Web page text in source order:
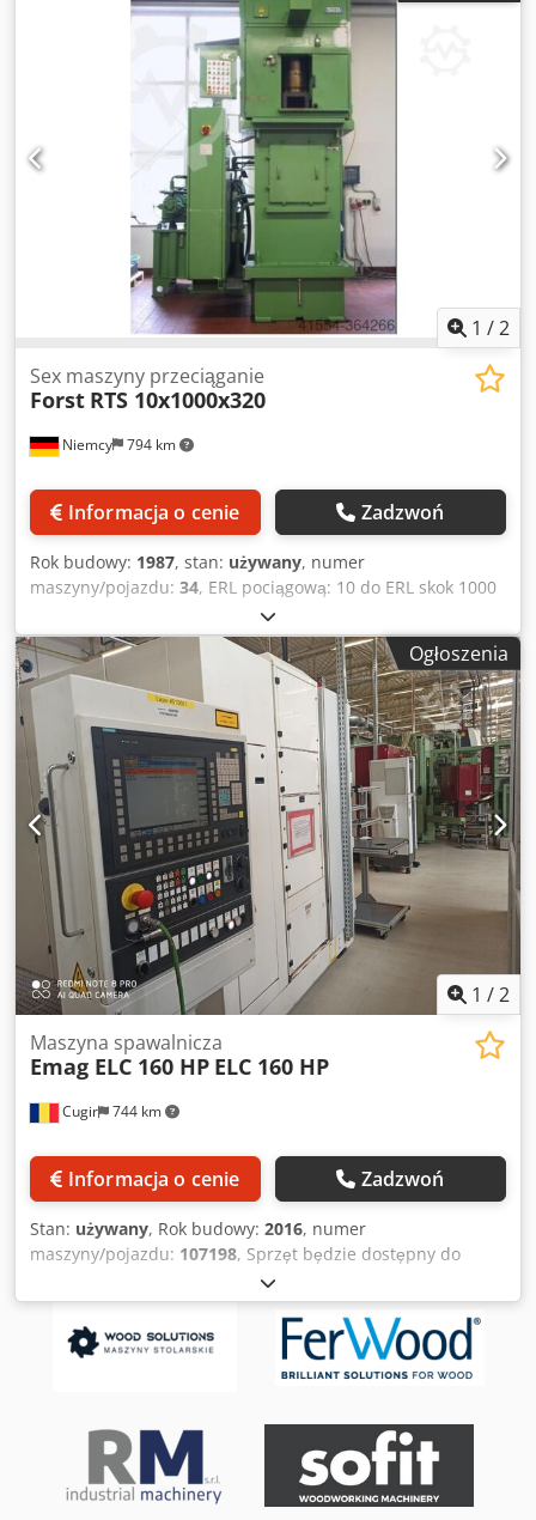
180 x 220 mm, 150 x 300 mm. Wystarczy jedna osoba do
obsługi. Dsdpfx Agjytgr Ejgjck
1 /2
Niemcy 794 km
Sex maszyny przeciąganie
Forst RTS 10x1000x320
Informacja o cenie Zadzwoń
Rok budowy: 1987, stan: używany, numer
maszyny/pojazdu: 34, ERL pociągową: 10 do ERL skok 1000
mm Dodpjnd Dmefx Aggjck Prędkość skrawania: 7,5 m/min
Przywrócić prędkość: 24 m/min Waga: 6,2 do Urządzenie
nadaje się do Czysta robota
Ogłoszenia
1 /2
Cugir 744 km
Maszyna spawalnicza
Emag ELC 160 HP ELC 160 HP
Informacja o cenie Zadzwoń
Stan: używany, Rok budowy: 2016, numer
maszyny/pojazdu: 107198, Sprzęt będzie dostępny do
sprzedaży od marca 2027 roku, ponieważ obecnie jest
jeszcze używany w procesie produkcyjnym. Prosimy o
podanie swojej oferty cenowej. Cena bez opakowania i
transportu; płatność z góry. Jeśli jesteście Państwo
zainteresowani maszyną, prosimy o złożenie oferty
Warunki dostawy: EXW Cugir, Rumunia. Djdpsza T D Iofx
Aggjck Kupujący może asystować przy demontażu
maszyny. Kupujący odpowiada za transport maszyny.
Organizujemy jedynie załadunek maszyny na